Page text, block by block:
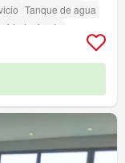
Tanque de agua
privada
Vigilante